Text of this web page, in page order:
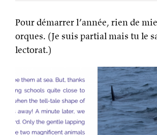
Pour démarrer l’année, rien de
orques. (Je suis partial mais tu le
lectorat.)